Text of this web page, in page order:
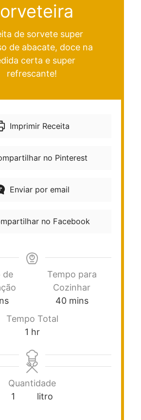
de sorvete super
de abacate, doce na
certa e super
refrescante!
Imprimir Receita
no Pinterest
Enviar por email
no Facebook
de
Tempo para
Cozinhar
40 mins
Tempo Total
1 hr
Quantidade
1
litro